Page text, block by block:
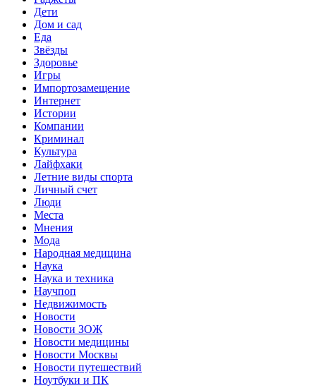
Дети
Дом и сад
Еда
Звёзды
Здоровье
Игры
Импортозамещение
Интернет
Истории
Компании
Криминал
Культура
Лайфхаки
Летние виды спорта
Личный счет
Люди
Места
Мнения
Мода
Народная медицина
Наука
Наука и техника
Научпоп
Недвижимость
Новости
Новости ЗОЖ
Новости медицины
Новости Москвы
Новости путешествий
Ноутбуки и ПК